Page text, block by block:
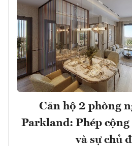
Căn hộ 2 phòng
Parkland: Phép cộng
và sự chủ